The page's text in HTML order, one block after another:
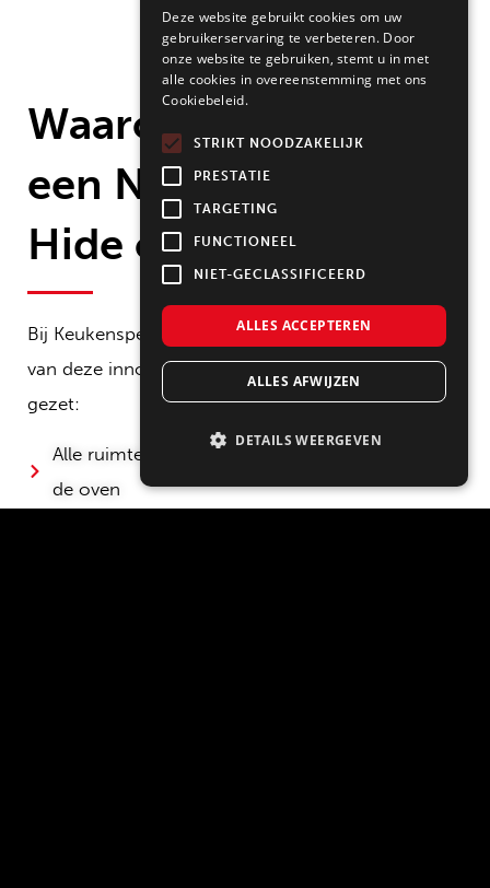
Waarom kiezen voor
een NEFF Slide &
Hide oven?
Bij Keukenspecialisten.nl hebben we alle voordelen
van deze innovatieve ovendeur voor je op een rij
gezet:
Alle ruimte: de ovendeur verdwijnt geheel onder
de oven
Deze website gebruikt cookies om uw
gebruikerservaring te verbeteren. Door
onze website te gebruiken, stemt u in met
alle cookies in overeenstemming met ons
Cookiebeleid.
STRIKT NOODZAKELIJK
PRESTATIE
TARGETING
FUNCTIONEEL
NIET-GECLASSIFICEERD
ALLES ACCEPTEREN
ALLES AFWIJZEN
DETAILS WEERGEVEN